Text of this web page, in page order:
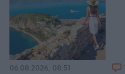
06.08.2026, 08:51